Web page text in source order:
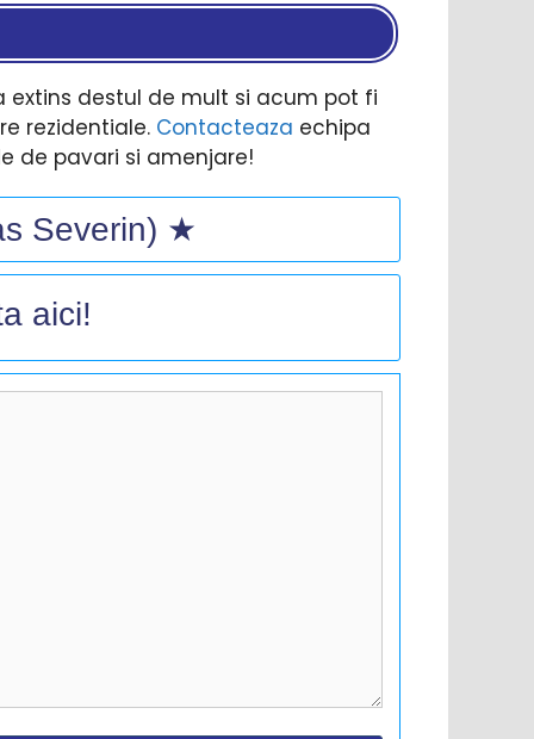
extins destul de mult si acum pot fi
rezidentiale. Contacteaza echipa
de pavari si amenjare!
Severin) ★
aici!